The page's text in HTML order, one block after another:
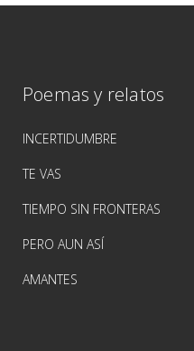
Poemas y relatos
INCERTIDUMBRE
TE VAS
TIEMPO SIN FRONTERAS
PERO AUN ASÍ
AMANTES